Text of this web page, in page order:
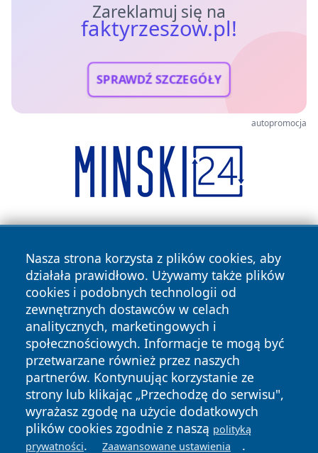
Zareklamuj się na
faktyrzeszow.pl!
SPRAWDŹ SZCZEGÓŁY
autopromocja
Nasza strona korzysta z plików cookies, aby
działała prawidłowo. Używamy także plików
cookies i podobnych technologii od
zewnętrznych dostawców w celach
analitycznych, marketingowych i
społecznościowych. Informacje te mogą być
przetwarzane również przez naszych
partnerów. Kontynuując korzystanie ze
strony lub klikając „Przechodzę do serwisu",
wyrażasz zgodę na użycie dodatkowych
plików cookies zgodnie z naszą polityką
prywatności. Zaawansowane ustawienia .
Copyright © 2026 faktyrzeszow.pl Wszystkie prawa
zastrzeżone.
News Autorzy
Polityka
Prywatności
Polityka
Cookies